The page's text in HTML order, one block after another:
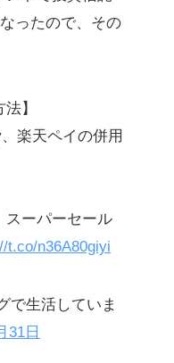
ったので、その
】
楽天ペイの併用
スーパーセール
t.co/n36A80giyi
で生活していま
31日